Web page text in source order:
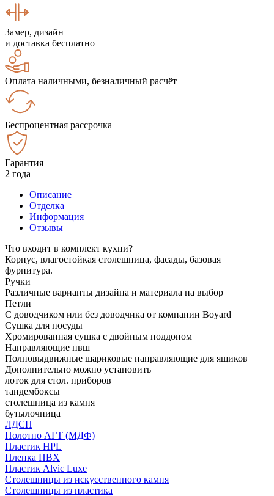
Замер, дизайн
и доставка бесплатно
Оплата наличными, безналичный расчёт
Беспроцентная рассрочка
Гарантия
2 года
Описание
Отделка
Информация
Отзывы
Что входит в комплект кухни?
Корпус, влагостойкая столешница, фасады, базовая
фурнитура.
Ручки
Различные варианты дизайна и материала на выбор
Петли
С доводчиком или без доводчика от компании Boyard
Сушка для посуды
Хромированная сушка с двойным поддоном
Направляющие пвш
Полновыдвижные шариковые направляющие для ящиков
Дополнительно можно установить
лоток для стол. приборов
тандембоксы
столешница из камня
бутылочница
ЛДСП
Полотно АГТ (МДФ)
Пластик HPL
Пленка ПВХ
Пластик Alvic Luxe
Столешницы из искусственного камня
Столешницы из пластика